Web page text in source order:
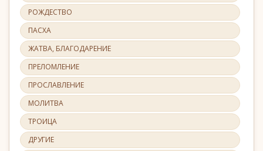
РОЖДЕСТВО
ПАСХА
ЖАТВА, БЛАГОДАРЕНИЕ
ПРЕЛОМЛЕНИЕ
ПРОСЛАВЛЕНИЕ
МОЛИТВА
ТРОИЦА
ДРУГИЕ